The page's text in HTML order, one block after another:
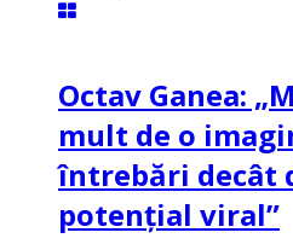
Octav Ganea:
mult de o
întrebări decât
potenţial viral”